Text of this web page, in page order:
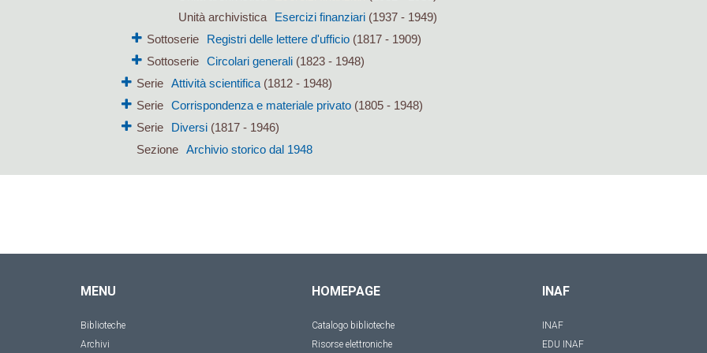
Unità archivistica
Esercizi finanziari (1937 - 1949)
Sottoserie
Registri delle lettere d'ufficio (1817 - 1909)
Sottoserie
Circolari generali (1823 - 1948)
Serie Attività scientifica(1812 - 1948)
Serie Corrispondenza e materiale privato(1805 - 1948)
Serie
Diversi(1817 - 1946)
Sezione Archivio storico dal 1948
MENU
Biblioteche
Archivi
HOMEPAGE
Catalogo biblioteche
Risorse elettroniche
INAF
INAF
EDU INAF